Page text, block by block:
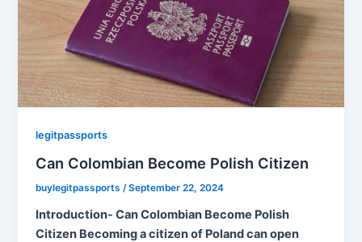
legitpassports
Can Colombian Become Polish Citizen
buylegitpassports/September 22, 2024
Introduction- Can Colombian Become Polish
Citizen Becoming a citizen of Poland can open